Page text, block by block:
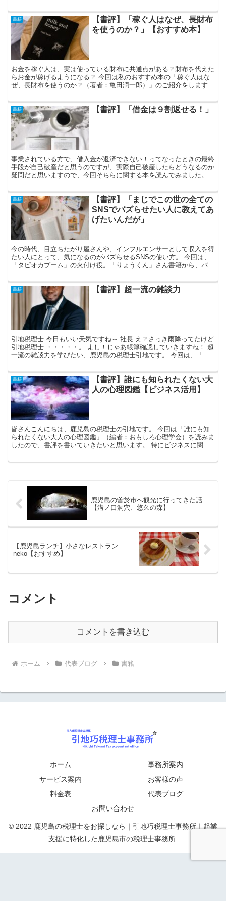
書籍
【書評】「稼ぐ人はなぜ、長財布
を使うのか？」【おすすめ本】
お金を稼ぐ人は、実は使っている財布に共通点がある？財布を代えた
らお金が稼げるようになる？ 今回は私のおすすめ本の「稼ぐ人はな
ぜ、長財布を使うのか？（著者：亀田潤一郎）」のご紹介をします！
書籍 【書評】「借金は９割返せる！」
事業されている方で、借入金が返済できない！ってなったときの最終
手段が自己破産だと思うのですが、実際自己破産したらどうなるのか
疑問だと思いますので、今回そちらに関する本を読んでみました。
書籍
【書評】「まじでこの世の全ての
SNSでバズらせたい人に教えてあ
げたいんだが」
今の時代、目立ちたがり屋さんや、インフルエンサーとして収入を得
たい人にとって、気になるのがバズらせるSNSの使い方。 今回は、
「タピオカブーム」の火付け役。「りょうくん」さん書籍から、バズ
書籍 【書評】超一流の雑談力
引地税理士 今日もいい天気ですね～ 社長 え？さっき雨降ってたけど
引地税理士 ・・・・・。 よし！じゃあ帳簿確認していきますね！ 超
一流の雑談力を学びたい、鹿児島の税理士引地です。 今回は、「超
書籍
【書評】誰にも知られたくない大
人の心理図鑑【ビジネス活用】
皆さんこんにちは、鹿児島の税理士の引地です。 今回は「誰にも知
られたくない大人の心理図鑑」（編者：おもしろ心理学会）を読みま
したので、書評を書いていきたいと思います。 特にビジネスに関係
鹿児島の曽於市へ観光に行ってきた話
【溝ノ口洞穴、悠久の森】
【鹿児島ランチ】小さなレストラン
neko【おすすめ】
コメント
コメントを書き込む
ホーム 代表ブログ 書籍
ホーム
事務所案内
サービス案内
お客様の声
料金表
代表ブログ
お問い合わせ
© 2022 鹿児島の税理士をお探しなら｜引地巧税理士事務所｜起業
支援に特化した鹿児島市の税理士事務所.